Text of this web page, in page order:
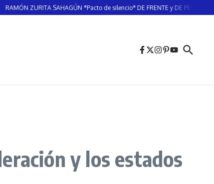
SAHAGÚN *Pacto de silencio* DE FRENTE y DE PERFIL/ LATITUD
y los estados